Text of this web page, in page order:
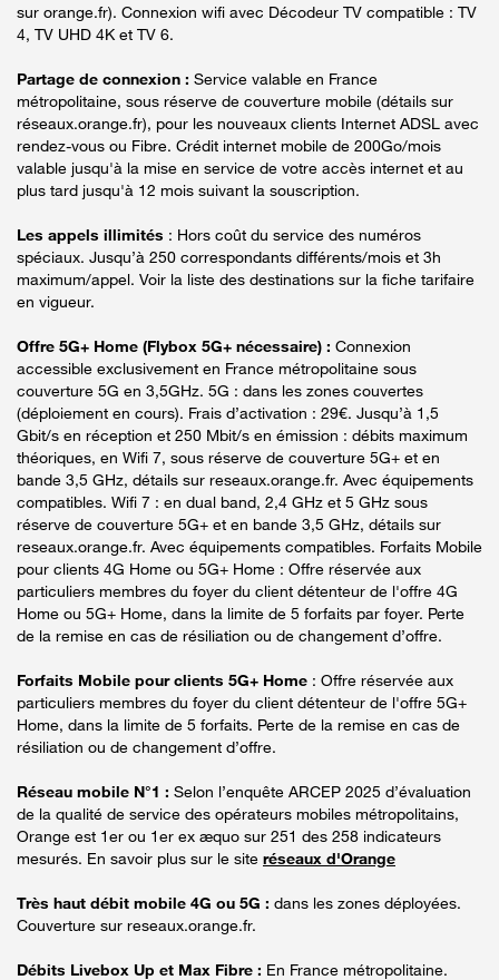
sur orange.fr). Connexion wifi avec Décodeur TV compatible : TV
4, TV UHD 4K et TV 6.
Partage de connexion : Service valable en France
métropolitaine, sous réserve de couverture mobile (détails sur
réseaux.orange.fr), pour les nouveaux clients Internet ADSL avec
rendez-vous ou Fibre. Crédit internet mobile de 200Go/mois
valable jusqu'à la mise en service de votre accès internet et au
plus tard jusqu'à 12 mois suivant la souscription.
Les appels illimités : Hors coût du service des numéros
spéciaux. Jusqu’à 250 correspondants différents/mois et 3h
maximum/appel. Voir la liste des destinations sur la fiche tarifaire
en vigueur.
Offre 5G+ Home (Flybox 5G+ nécessaire) : Connexion
accessible exclusivement en France métropolitaine sous
couverture 5G en 3,5GHz. 5G : dans les zones couvertes
(déploiement en cours). Frais d’activation : 29€. Jusqu’à 1,5
Gbit/s en réception et 250 Mbit/s en émission : débits maximum
théoriques, en Wifi 7, sous réserve de couverture 5G+ et en
bande 3,5 GHz, détails sur reseaux.orange.fr. Avec équipements
compatibles. Wifi 7 : en dual band, 2,4 GHz et 5 GHz sous
réserve de couverture 5G+ et en bande 3,5 GHz, détails sur
reseaux.orange.fr. Avec équipements compatibles. Forfaits Mobile
pour clients 4G Home ou 5G+ Home : Offre réservée aux
particuliers membres du foyer du client détenteur de l'offre 4G
Home ou 5G+ Home, dans la limite de 5 forfaits par foyer. Perte
de la remise en cas de résiliation ou de changement d’offre.
Forfaits Mobile pour clients 5G+ Home : Offre réservée aux
particuliers membres du foyer du client détenteur de l'offre 5G+
Home, dans la limite de 5 forfaits. Perte de la remise en cas de
résiliation ou de changement d’offre.
Réseau mobile N°1 : Selon l’enquête ARCEP 2025 d’évaluation
de la qualité de service des opérateurs mobiles métropolitains,
Orange est 1er ou 1er ex æquo sur 251 des 258 indicateurs
mesurés. En savoir plus sur le site réseaux d'Orange
Très haut débit mobile 4G ou 5G : dans les zones déployées.
Couverture sur reseaux.orange.fr.
Débits Livebox Up et Max Fibre : En France métropolitaine.